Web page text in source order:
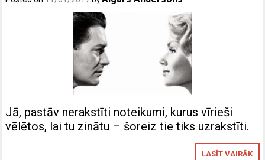
Jā, pastāv nerakstīti noteikumi, kurus vīrieši
vēlētos, lai tu zinātu – šoreiz tie tiks uzrakstīti.
LASĪT VAIRĀK